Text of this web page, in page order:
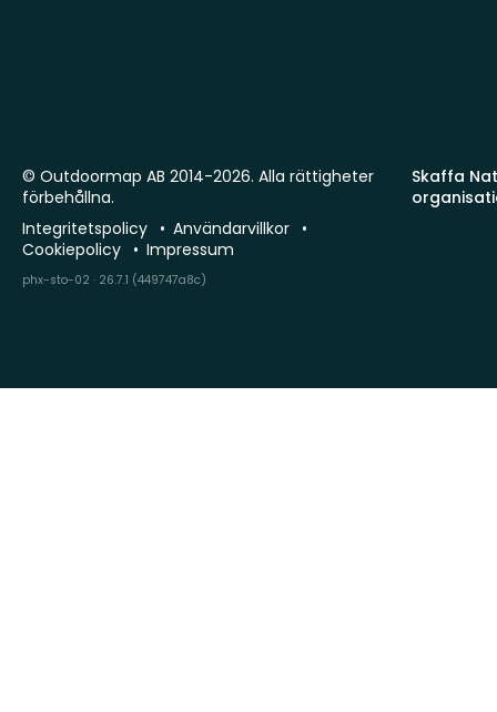
Skaffa
© Outdoormap AB 2014-2026. Alla rättigheter
förbehållna.
Integritetspolicy
Användarvillkor
Cookiepolicy
Impressum
phx-sto-02 · 26.7.1 (449747a8c)